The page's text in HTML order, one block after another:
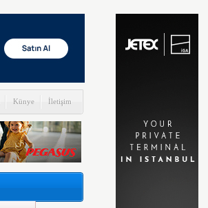
Künye İletişim